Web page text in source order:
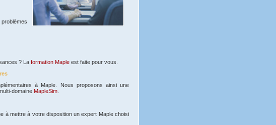
? La formation Maple est faite pour vous.
à Maple. Nous proposons ainsi une
domaine MapleSim
à mettre à votre disposition un expert Maple choisi